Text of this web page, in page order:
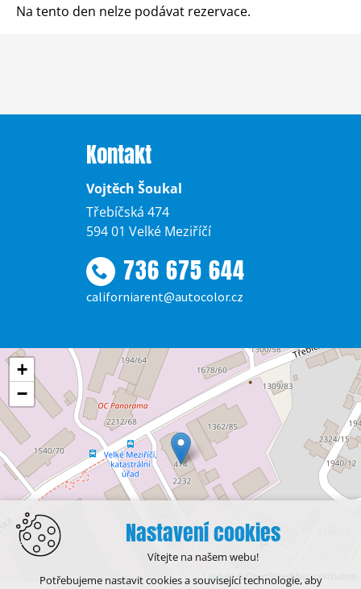
Na tento den nelze podávat rezervace.
Kontakt
Vojtěch Šoukal
Třebíčská 474
594 01 Velké Meziříčí
736 675 644
californiarent@autocolor.cz
+
−
Leaflet | © OpenStreetMap contributors
Nastavení cookies
Vítejte na našem webu!
Potřebujeme nastavit cookies a související technologie, aby